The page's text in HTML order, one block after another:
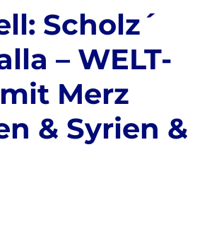
Scholz´
– WELT-
Merz
& Syrien &